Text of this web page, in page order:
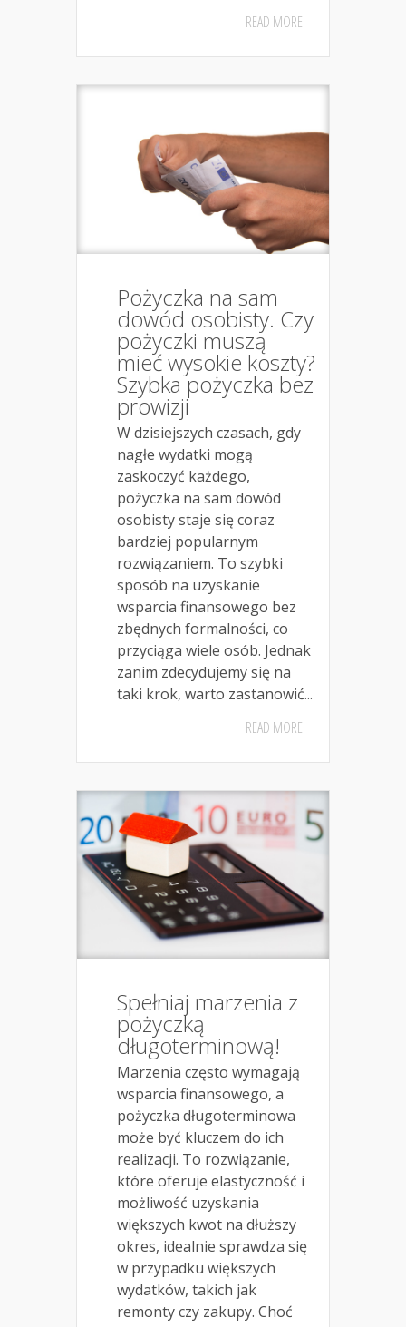
READ MORE
Pożyczka na sam
dowód osobisty. Czy
pożyczki muszą
mieć wysokie koszty?
Szybka pożyczka bez
prowizji
W dzisiejszych czasach, gdy
nagłe wydatki mogą
zaskoczyć każdego,
pożyczka na sam dowód
osobisty staje się coraz
bardziej popularnym
rozwiązaniem. To szybki
sposób na uzyskanie
wsparcia finansowego bez
zbędnych formalności, co
przyciąga wiele osób. Jednak
zanim zdecydujemy się na
taki krok, warto zastanowić...
READ MORE
Spełniaj marzenia z
pożyczką
długoterminową!
Marzenia często wymagają
wsparcia finansowego, a
pożyczka długoterminowa
może być kluczem do ich
realizacji. To rozwiązanie,
które oferuje elastyczność i
możliwość uzyskania
większych kwot na dłuższy
okres, idealnie sprawdza się
w przypadku większych
wydatków, takich jak
remonty czy zakupy. Choć